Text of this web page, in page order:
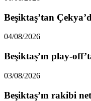
Beşiktaş’tan
04/08/2026
Beşiktaş’ın play-
03/08/2026
Beşiktaş’ın rakibi